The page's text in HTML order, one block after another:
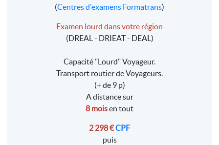
(Centres d'examens Formatrans)
Examen lourd dans votre région
(DREAL - DRIEAT - DEAL)
Capacité "Lourd" Voyageur.
Transport routier de Voyageurs.
(+ de 9 p)
A distance sur
8 moisen tout
2 298 €CPF
puis